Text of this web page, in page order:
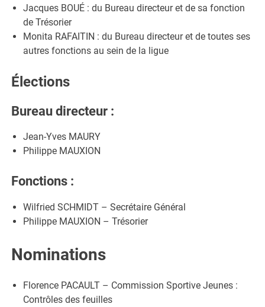
Jacques BOUÉ : du Bureau directeur et de sa fonction
de Trésorier
Monita RAFAITIN : du Bureau directeur et de toutes ses
autres fonctions au sein de la ligue
Élections
Bureau directeur :
Jean-Yves MAURY
Philippe MAUXION
Fonctions :
Wilfried SCHMIDT – Secrétaire Général
Philippe MAUXION – Trésorier
Nominations
Florence PACAULT – Commission Sportive Jeunes :
Contrôles des feuilles